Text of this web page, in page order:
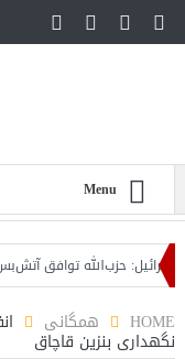
Menu
حزب‌الله توافق آتش‌بس را
HOME همگانی
نگهداری بنزین قاچاق